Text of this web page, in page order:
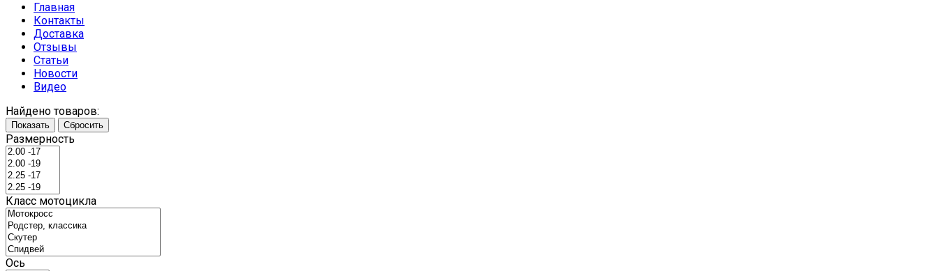
Главная
Контакты
Доставка
Отзывы
Статьи
Новости
Видео
Найдено товаров:
Показать Сбросить
Размерность
Класс мотоцикла
Ось